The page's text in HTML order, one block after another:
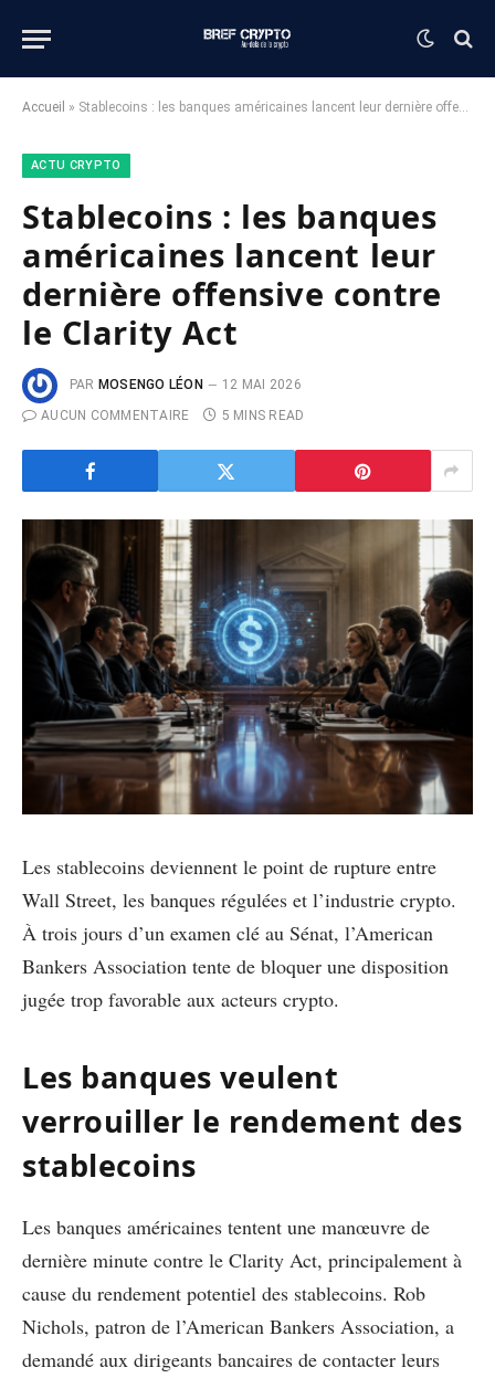
Accueil » Stablecoins : les banques américaines lancent leur dernière offensive contre le Clarity Act
ACTU CRYPTO
Stablecoins : les banques
américaines lancent leur
dernière offensive contre
le Clarity Act
PAR MOSENGO LÉON
12 MAI 2026
AUCUN COMMENTAIRE
5 MINS READ
Les stablecoins deviennent le point de rupture entre
Wall Street, les banques régulées et l’industrie crypto.
À trois jours d’un examen clé au Sénat, l’American
Bankers Association tente de bloquer une disposition
jugée trop favorable aux acteurs crypto.
Les banques veulent
verrouiller le rendement des
stablecoins
Les banques américaines tentent une manœuvre de
dernière minute contre le Clarity Act, principalement à
cause du rendement potentiel des stablecoins. Rob
Nichols, patron de l’American Bankers Association, a
demandé aux dirigeants bancaires de contacter leurs